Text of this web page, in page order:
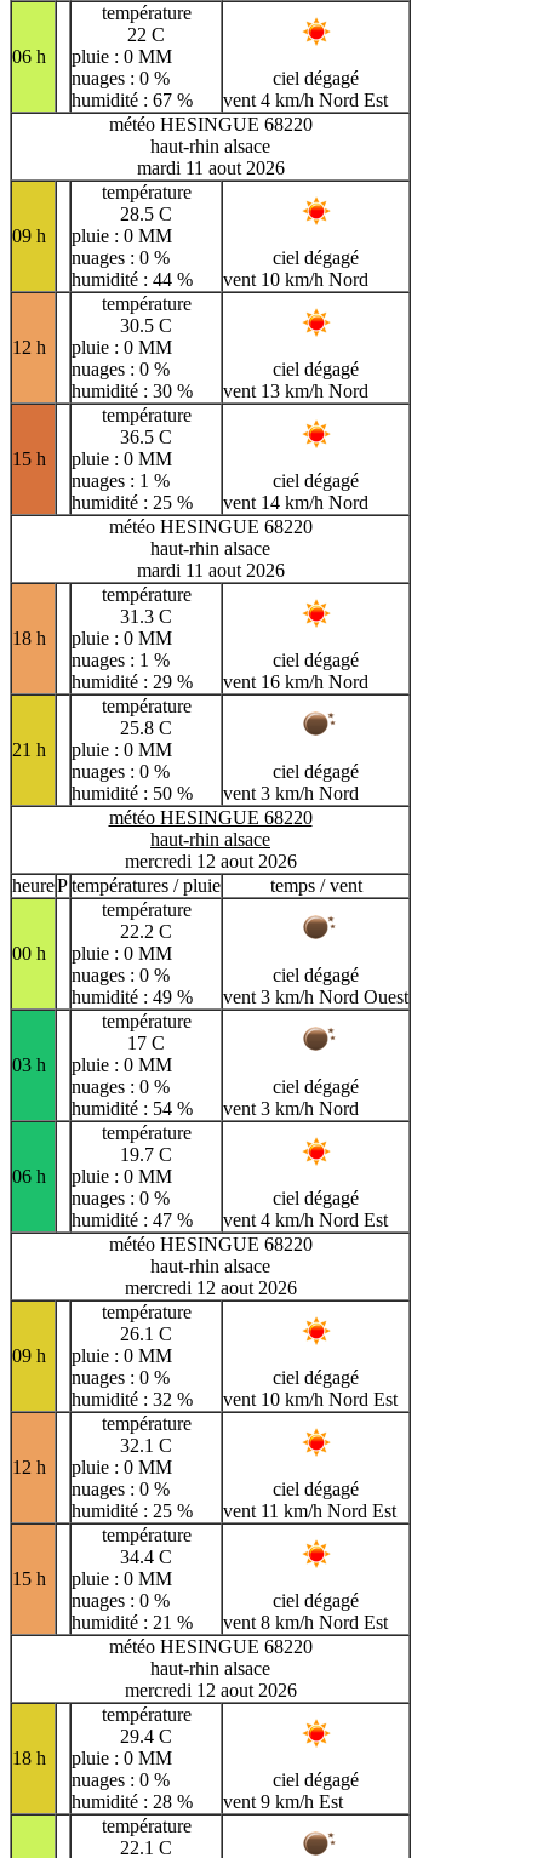
06 h
température
22 C
pluie : 0 MM
nuages : 0 %
humidité : 67 %
ciel dégagé
vent 4 km/h Nord Est
météo HESINGUE 68220
haut-rhin alsace
mardi 11 aout 2026
09 h
température
28.5 C
pluie : 0 MM
nuages : 0 %
humidité : 44 %
ciel dégagé
vent 10 km/h Nord
12 h
température
30.5 C
pluie : 0 MM
nuages : 0 %
humidité : 30 %
ciel dégagé
vent 13 km/h Nord
15 h
température
36.5 C
pluie : 0 MM
nuages : 1 %
humidité : 25 %
ciel dégagé
vent 14 km/h Nord
météo HESINGUE 68220
haut-rhin alsace
mardi 11 aout 2026
18 h
température
31.3 C
pluie : 0 MM
nuages : 1 %
humidité : 29 %
ciel dégagé
vent 16 km/h Nord
21 h
température
25.8 C
pluie : 0 MM
nuages : 0 %
humidité : 50 %
ciel dégagé
vent 3 km/h Nord
météo HESINGUE 68220
haut-rhin alsace
mercredi 12 aout 2026
heurePtempératures / pluie temps / vent
00 h
température
22.2 C
pluie : 0 MM
nuages : 0 %
humidité : 49 %
ciel dégagé
vent 3 km/h Nord Ouest
03 h
température
17 C
pluie : 0 MM
nuages : 0 %
humidité : 54 %
ciel dégagé
vent 3 km/h Nord
06 h
température
19.7 C
pluie : 0 MM
nuages : 0 %
humidité : 47 %
ciel dégagé
vent 4 km/h Nord Est
météo HESINGUE 68220
haut-rhin alsace
mercredi 12 aout 2026
09 h
température
26.1 C
pluie : 0 MM
nuages : 0 %
humidité : 32 %
ciel dégagé
vent 10 km/h Nord Est
12 h
température
32.1 C
pluie : 0 MM
nuages : 0 %
humidité : 25 %
ciel dégagé
vent 11 km/h Nord Est
15 h
température
34.4 C
pluie : 0 MM
nuages : 0 %
humidité : 21 %
ciel dégagé
vent 8 km/h Nord Est
météo HESINGUE 68220
haut-rhin alsace
mercredi 12 aout 2026
18 h
température
29.4 C
pluie : 0 MM
nuages : 0 %
humidité : 28 %
ciel dégagé
vent 9 km/h Est
température
22.1 C